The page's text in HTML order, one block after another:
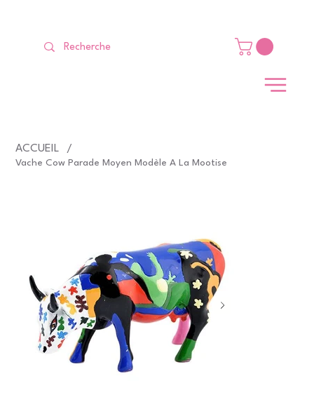
ACCUEIL /
Vache Cow Parade Moyen Modèle A La Mootise